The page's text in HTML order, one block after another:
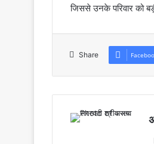
जिससे उनके परिवार को
Share